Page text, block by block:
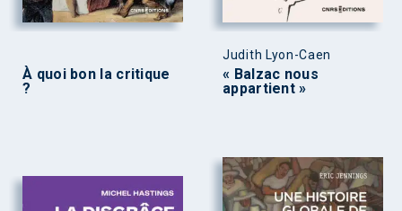
À quoi bon la critique
?
Judith Lyon-Caen
« Balzac nous
appartient »